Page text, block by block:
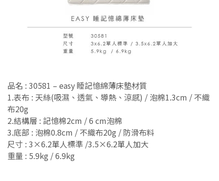
品名 : 30581 – easy 睡記憶綿薄床墊材質
1.表布 : 天絲(吸濕、透氣、導熱、涼感) / 泡棉1.3cm / 不織
布20g
2.結構層 : 記憶棉2cm / 6 cm泡棉
3.底部 : 泡棉0.8cm / 不織布20g / 防滑布料
尺寸 : 3×6.2單人標準 /3.5×6.2單人加大
重量 : 5.9kg / 6.9kg